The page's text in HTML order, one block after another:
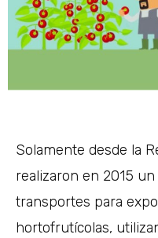
Solamente desde la
realizaron en 2015
transportes para
hortofrutícolas,